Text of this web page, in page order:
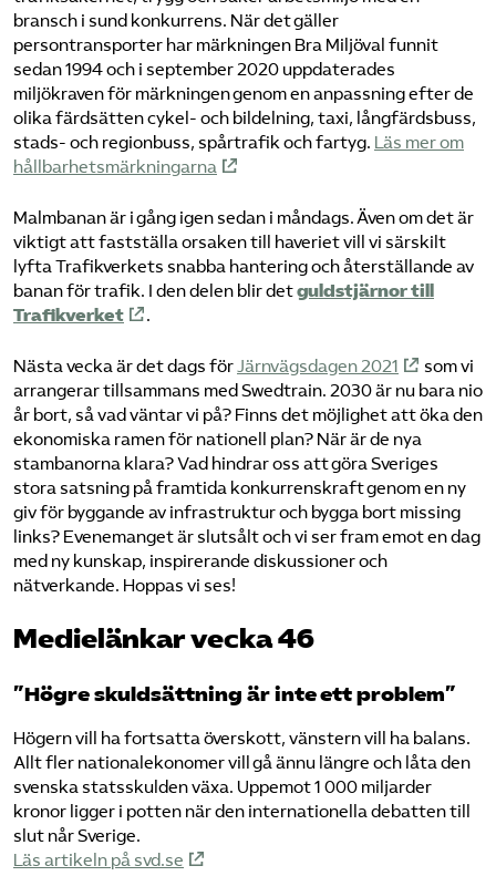
bransch i sund konkurrens. När det gäller
persontransporter har märkningen Bra Miljöval funnit
sedan 1994 och i september 2020 uppdaterades
miljökraven för märkningen genom en anpassning efter de
olika färdsätten cykel- och bildelning, taxi, långfärdsbuss,
stads- och regionbuss, spårtrafik och fartyg. Läs mer om
hållbarhetsmärkningarna
Malmbanan är i gång igen sedan i måndags. Även om det är
viktigt att fastställa orsaken till haveriet vill vi särskilt
lyfta Trafikverkets snabba hantering och återställande av
banan för trafik. I den delen blir detguldstjärnor till
Trafikverket
.
Nästa vecka är det dags förJärnvägsdagen 2021
som vi
arrangerar tillsammans med Swedtrain. 2030 är nu bara nio
år bort, så vad väntar vi på? Finns det möjlighet att öka den
ekonomiska ramen för nationell plan? När är de nya
stambanorna klara? Vad hindrar oss att göra Sveriges
stora satsning på framtida konkurrenskraft genom en ny
giv för byggande av infrastruktur och bygga bort missing
links? Evenemanget är slutsålt och vi ser fram emot en dag
med ny kunskap, inspirerande diskussioner och
nätverkande. Hoppas vi ses!
Medielänkar vecka 46
”Högre skuldsättning är inte ett problem”
Högern vill ha fortsatta överskott, vänstern vill ha balans.
Allt fler nationalekonomer vill gå ännu längre och låta den
svenska statsskulden växa. Uppemot 1 000 miljarder
kronor ligger i potten när den internationella debatten till
slut når Sverige.
Läs artikeln på svd.se